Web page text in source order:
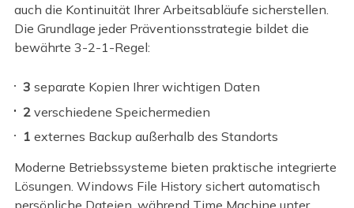
auch die Kontinuität Ihrer Arbeitsabläufe sicherstellen.
Die Grundlage jeder Präventionsstrategie bildet die
bewährte 3-2-1-Regel:
3 separate Kopien Ihrer wichtigen Daten
2 verschiedene Speichermedien
1 externes Backup außerhalb des Standorts
Moderne Betriebssysteme bieten praktische integrierte
Lösungen. Windows File History sichert automatisch